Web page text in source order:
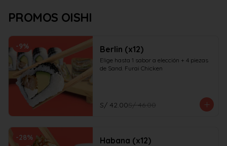
PROMOS OISHI
-9% Berlin (x12)
Elige hasta 1 sabor a elección + 4 piezas
de Sand. Furai Chicken
S/ 42.00S/ 46.00
-28% Habana (x12)